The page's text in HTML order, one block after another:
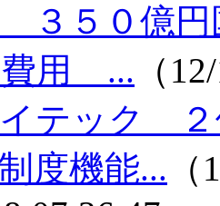
３５０億
費用 ... （
イテック
度機能...